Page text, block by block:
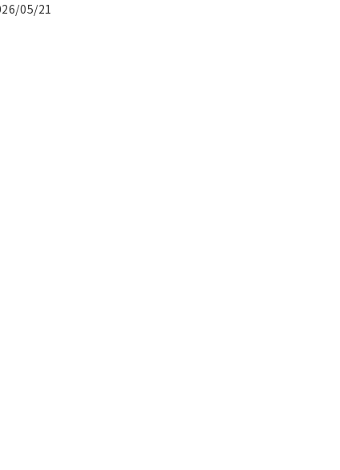
05/21
。